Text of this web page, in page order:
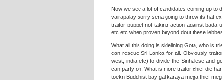
Now we see a lot of candidates coming up to
vairapalay sorry sena going to throw its hat
traitor puppet not taking action against bada
etc etc when proven beyond dout these
What all this doing is sidelining Gota, who is
can rescue Sri Lanka for all. Obviously
west, india etc) to divide the Sinhalese and
can party on. What is more traitor chief die
toekn Buddhist bay gal karaya mega thief